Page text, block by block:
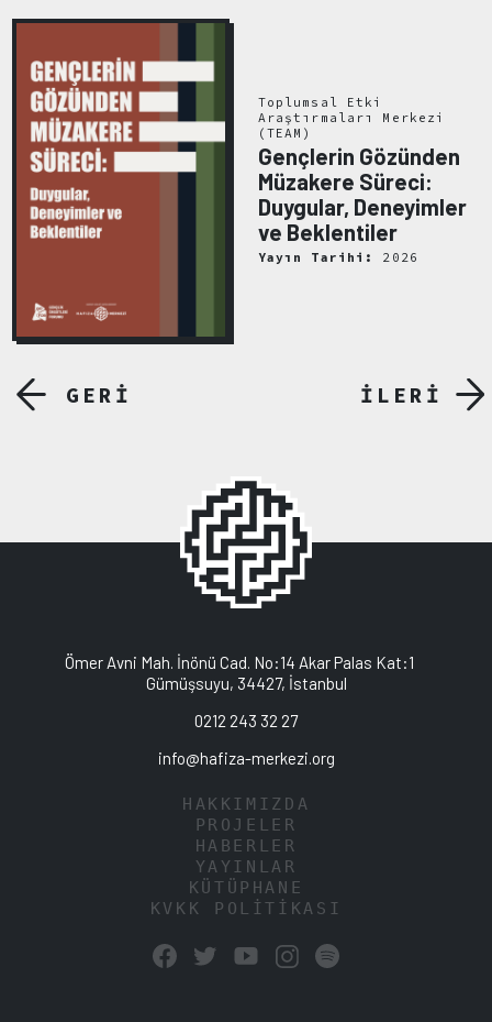
GERİ
Toplumsal Etki
Araştırmaları Merkezi
(TEAM)
Gençlerin Gözünden
Müzakere Süreci:
Duygular, Deneyimler
ve Beklentiler
Yayın Tarihi: 2026
İLERİ
Ömer Avni Mah. İnönü Cad. No:14 Akar Palas Kat:1
Gümüşsuyu, 34427, İstanbul
0212 243 32 27
info@hafiza-merkezi.org
HAKKIMIZDA
PROJELER
HABERLER
YAYINLAR
KÜTÜPHANE
KVKK POLİTİKASI